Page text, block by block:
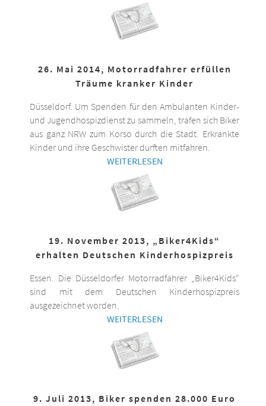
26. Mai 2014, Motorradfahrer erfüllen
Träume kranker Kinder
Düsseldorf. Um Spenden für den Ambulanten Kinder-
und Jugendhospizdienst zu sammeln, trafen sich Biker
aus ganz NRW zum Korso durch die Stadt. Erkrankte
Kinder und ihre Geschwister durften mitfahren.
WEITERLESEN
19. November 2013, „Biker4Kids“
erhalten Deutschen Kinderhospizpreis
Essen. Die Düsseldorfer Motorradfahrer „Biker4Kids“
sind mit dem Deutschen Kinderhospizpreis
ausgezeichnet worden.
WEITERLESEN
9. Juli 2013, Biker spenden 28.000 Euro